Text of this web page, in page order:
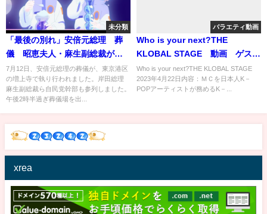
未分類
「最後の別れ」安倍元総理 葬
儀 昭恵夫人・麻生副総裁が弔
辞｜TBS NEWS DIG
7月12日、安倍元総理の葬儀が、東京港区
の増上寺で執り行われました。岸田総理
麻生副総裁ら自民党幹部も参列しました。
午後2時半過ぎ葬儀場を出...
バラエティ動画
Who is your next?THE
KLOBAL STAGE 動画 ゲス
ト：iKON 4月22日
Who is your next?THE KLOBAL STAGE
2023年4月22日内容：ＭＣを日本人K－
POPアーティストが務めるK－...
xrea